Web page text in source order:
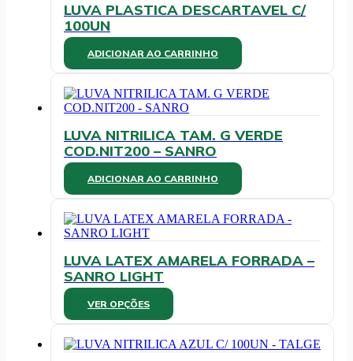
LUVA PLASTICA DESCARTAVEL C/
100UN
ADICIONAR AO CARRINHO
LUVA NITRILICA TAM. G VERDE
COD.NIT200 – SANRO
ADICIONAR AO CARRINHO
LUVA LATEX AMARELA FORRADA –
SANRO LIGHT
VER OPÇÕES
produto
várias